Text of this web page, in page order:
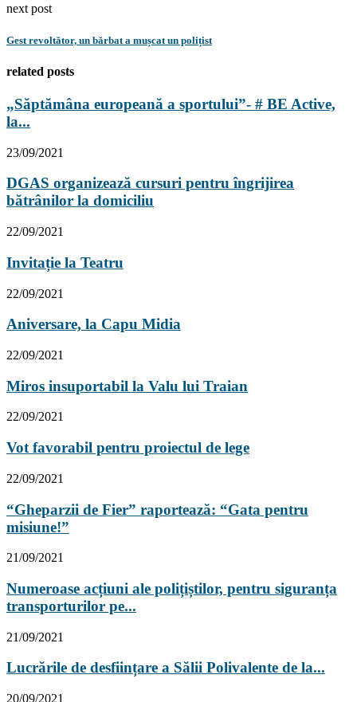
next post
Gest revoltător, un bărbat a mușcat un polițist
related posts
„Săptămâna europeană a sportului”- # BE Active,
la...
23/09/2021
DGAS organizează cursuri pentru îngrijirea
bătrânilor la domiciliu
22/09/2021
Invitație la Teatru
22/09/2021
Aniversare, la Capu Midia
22/09/2021
Miros insuportabil la Valu lui Traian
22/09/2021
Vot favorabil pentru proiectul de lege
22/09/2021
“Gheparzii de Fier” raportează: “Gata pentru
misiune!”
21/09/2021
Numeroase acțiuni ale polițiștilor, pentru siguranța
transporturilor pe...
21/09/2021
Lucrările de desființare a Sălii Polivalente de la...
20/09/2021